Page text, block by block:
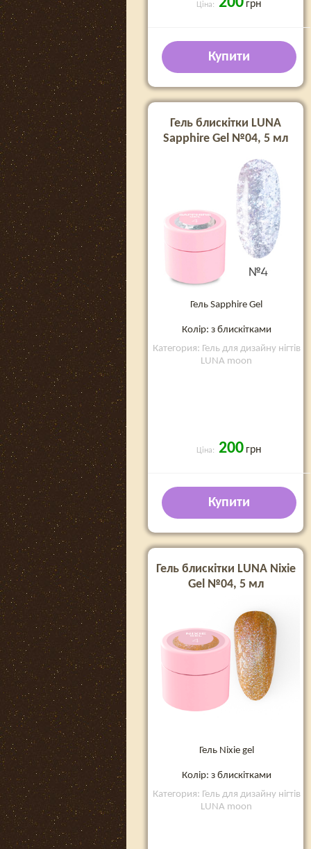
Ціна: грн
Купити
Гель блискітки LUNA
Sapphire Gel №04, 5 мл
Гель Sapphire Gel
Колір: з блискітками
Категория: Гель для дизайну нігтів
LUNA moon
Ціна: 200 грн
Купити
Гель блискітки LUNA Nixie
Gel №04, 5 мл
Гель Nixie gel
Колір: з блискітками
Категория: Гель для дизайну нігтів
LUNA moon